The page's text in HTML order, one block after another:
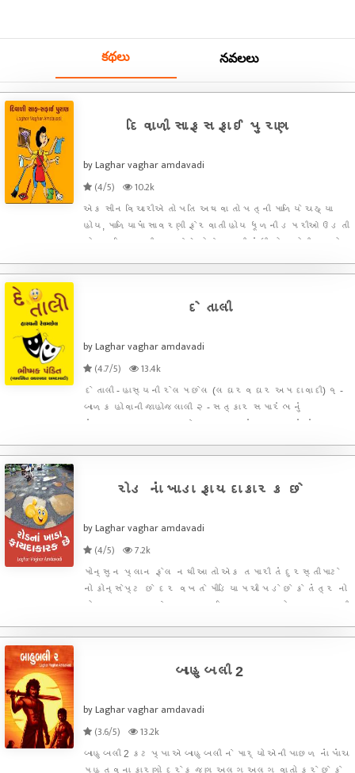
కథలు నవలలు
દિવાળી સાફસફાઈ પુરાણ
by Laghar vaghar amdavadi
(4/5)
10.2k
એક સીન વિચારીએ તો પતિ અથવા તો પત્ની માળિયે ચઢ્યા
હોય, માળિયામાં સાવરણી ફેરવાતી હોય ધૂળની ડમરીઓ ઉડતી
હોય પતિ પત્ની બન્નેએ મોઢે બુકાની બાંધી હોય બોલીવુડનો
ખોટ પડે પણ સાવરણી નો અવાજ નો મધુર સ્વર વચ્ચે
દે તાલી
by Laghar vaghar amdavadi
(4.7/5)
13.4k
દે તાલી - હાસ્યની રેલમછેલ (લઘરવઘર અમદાવાદી) ૧ -
બાળક હોવાની જાહોજલાલી ૨ - સત્કાર સમારંભ નું
આંમત્રણ સાકાર ક્યારે થાય ૩ - પતંગ ચગવવાં નાં તમારા
રામલાનું માહાત્મ્ય ૫ - ઓસામા બીન લાદેન મરણ નાં
રોડ નાં ખાડા ફાયદાકારક છે
by Laghar vaghar amdavadi
(4/5)
7.2k
મોન્સુન પ્લાન ફેલ નથી આ તો એક તમારી તંદુરસ્તીમાટે
નો કોન્સેપ્ટ છે દર વખતે મીડિયા મચી પડે છે કે તંત્ર નો
મોન્સુન પ્લાન ફેલ આટલા રૂપિયા ખર્ચ્યા તોય રસ્તા તૂટી
તમારા જીવનમાં અત્યંત જરૂરી છે તેથી જ આવી રીતન
બાહુબલી 2
by Laghar vaghar amdavadi
(3.6/5)
13.2k
બાહુબલી 2 કટપ્પા એ બાહુબલી ને માર્યો એની પાછળ નાં પાંચ